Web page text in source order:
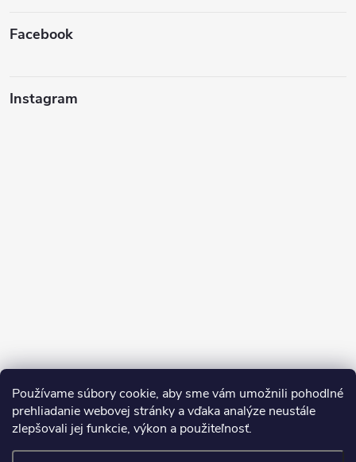
Používame súbory cookie, aby sme vám umožnili pohodlné
prehliadanie webovej stránky a vďaka analýze neustále
zlepšovali jej funkcie, výkon a použiteľnosť.
Facebook
Instagram